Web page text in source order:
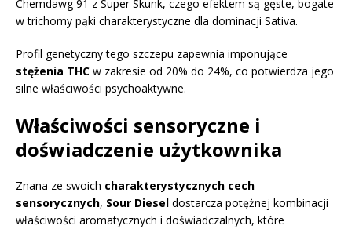
Chemdawg 91 z Super Skunk, czego efektem są gęste, bogate
w trichomy pąki charakterystyczne dla dominacji Sativa.
Profil genetyczny tego szczepu zapewnia imponujące
stężenia THC w zakresie od 20% do 24%, co potwierdza jego
silne właściwości psychoaktywne.
Właściwości sensoryczne i
doświadczenie użytkownika
Znana ze swoich charakterystycznych cech
sensorycznych, Sour Diesel dostarcza potężnej kombinacji
właściwości aromatycznych i doświadczalnych, które